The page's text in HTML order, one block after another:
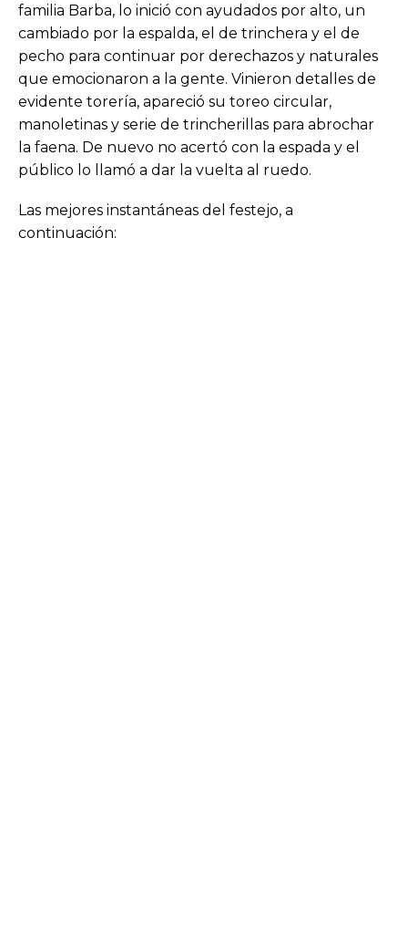
familia Barba, lo inició con ayudados por alto, un
cambiado por la espalda, el de trinchera y el de
pecho para continuar por derechazos y naturales
que emocionaron a la gente. Vinieron detalles de
evidente torería, apareció su toreo circular,
manoletinas y serie de trincherillas para abrochar
la faena. De nuevo no acertó con la espada y el
público lo llamó a dar la vuelta al ruedo.
Las mejores instantáneas del festejo, a
continuación: